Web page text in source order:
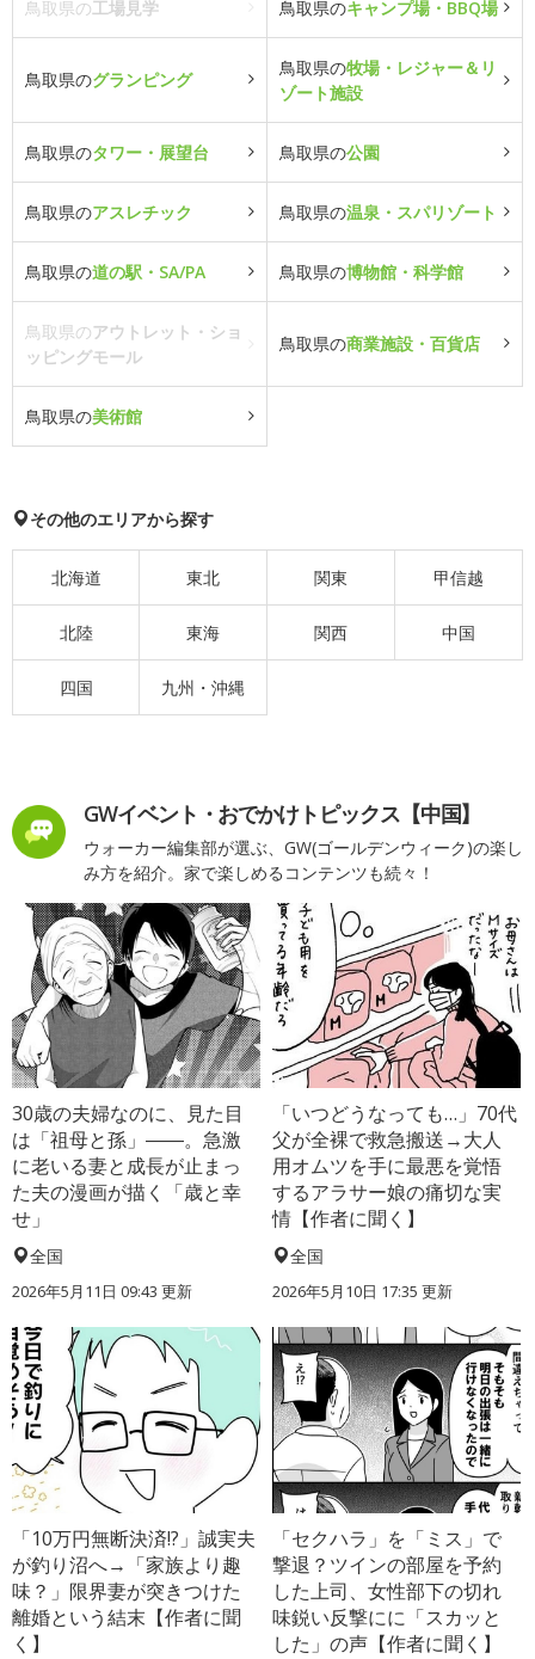
鳥取県の工場見学 鳥取県のキャンプ場・BBQ場
鳥取県のグランピング
鳥取県の牧場・レジャー＆リ
ゾート施設
鳥取県のタワー・展望台 鳥取県の公園
鳥取県のアスレチック 鳥取県の温泉・スパリゾート
鳥取県の道の駅・SA/PA 鳥取県の博物館・科学館
鳥取県のアウトレット・ショ
ッピングモール
鳥取県の商業施設・百貨店
鳥取県の美術館
その他のエリアから探す
北海道 東北 関東 甲信越
北陸 東海 関西 中国
四国 九州・沖縄
GWイベント・おでかけトピックス【中国】
ウォーカー編集部が選ぶ、GW(ゴールデンウィーク)の楽し
み方を紹介。家で楽しめるコンテンツも続々！
30歳の夫婦なのに、見た目
は「祖母と孫」――。急激
に老いる妻と成長が止まっ
た夫の漫画が描く「歳と幸
せ」
全国
2026年5月11日 09:43 更新
「いつどうなっても…」70代
父が全裸で救急搬送→大人
用オムツを手に最悪を覚悟
するアラサー娘の痛切な実
情【作者に聞く】
全国
2026年5月10日 17:35 更新
「10万円無断決済!?」誠実夫
が釣り沼へ→「家族より趣
味？」限界妻が突きつけた
離婚という結末【作者に聞
く】
「セクハラ」を「ミス」で
撃退？ツインの部屋を予約
した上司、女性部下の切れ
味鋭い反撃にに「スカッと
した」の声【作者に聞く】